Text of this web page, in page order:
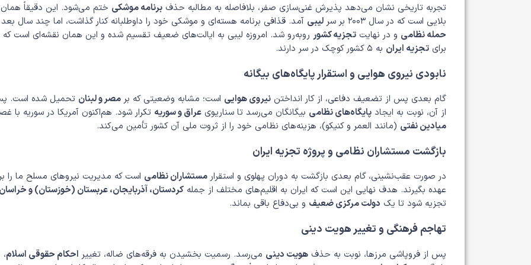
تجربه تاریخی نشان می‌دهد پذیرش غنی‌سازی صفر، بلافاصله به مطالبه حذف برنامه موشکی ختم می‌شود. این دقیقاً همان
بلایی است که در سال ۲۰۰۳ بر سر
لیبی آمد. قذافی برنامه هسته‌ای و موشکی خود را داوطلبانه کنار گذاشت، اما چند سال بعد
حمله نظامی و در نهایت تجزیه کشور روبه‌رو شد. امروزه لیبی به ایالت‌های ضعیف تقسیم شده و این همان نقشه‌ای است که
برای تجزیه ایران به ۵ کشور کوچک در سر دارند.
نابودی نیروی هوایی و استقرار پایگاه‌های بیگانه
گام بعدی پس از تضعیف دفاعی، از کار انداختن نیروی هوایی است؛ مشابه وضعیتی که بر مصر و لبنان تحمیل شده است.
از آن، نوبت به ایجاد پایگاه‌های نظامی بیگانگان می‌رسد تا سناریوی عراق و سوریه تکرار شود. هم‌اکنون آمریکا در سوریه با
میادین نفتی (مانند العمر و کنیکو)، هزینه‌های نظامی خود را از ثروت ملی آن کشور تأمین می‌کند.
بازگشت مستشاران نظامی و پروژه تجزیه ایران
در صورت عقب‌نشینی، گام بعدی بازگشت به دوران پهلوی و استقرار مستشاران نظامی است که مدیریت نیروهای مسلح ما را
عهده بگیرند. هدف نهایی این است که ایران به اقلیم‌های مختلف از جمله کردستان، آذربایجان، عربستان (خوزستان) و خراسان
تجزیه شود تا یک دولت مرکزی ضعیف و بی‌دفاع باقی بماند.
تهاجم فرهنگی و تغییر هویت دینی
پس از فروپاشی مرزها، نوبت به حذف هویت دینی می‌رسد. رسمیت بخشیدن به فرقه‌های ضاله، تغییر احکام حقوقی اسلام،